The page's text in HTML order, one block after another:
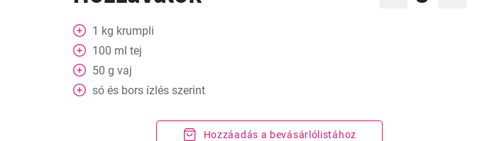
1 kg krumpli
100 ml tej
50 g vaj
só és bors ízlés szerint
Hozzáadás a bevásárlólistához